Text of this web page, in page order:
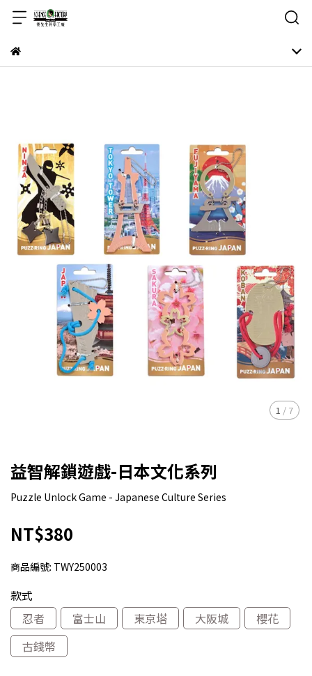
1 / 7
益智解鎖遊戲-日本文化系列
Puzzle Unlock Game - Japanese Culture Series
NT$380
商品編號: TWY250003
款式
忍者
富士山 東京塔 大阪城
櫻花
古錢幣